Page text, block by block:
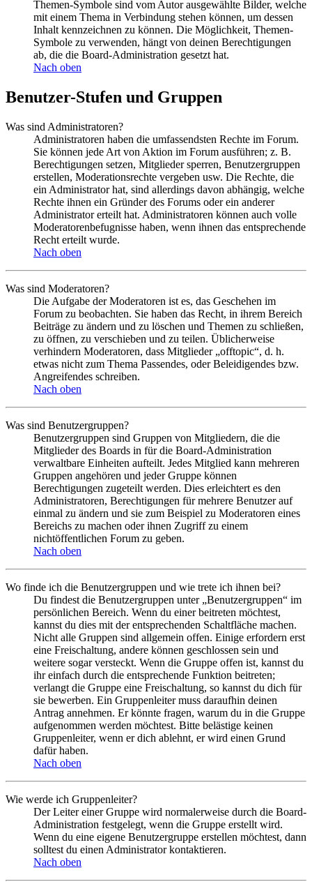
Themen-Symbole sind vom Autor ausgewählte Bilder, welche
mit einem Thema in Verbindung stehen können, um dessen
Inhalt kennzeichnen zu können. Die Möglichkeit, Themen-
Symbole zu verwenden, hängt von deinen Berechtigungen
ab, die die Board-Administration gesetzt hat.
Nach oben
Benutzer-Stufen und Gruppen
Was sind Administratoren?
Administratoren haben die umfassendsten Rechte im Forum.
Sie können jede Art von Aktion im Forum ausführen; z. B.
Berechtigungen setzen, Mitglieder sperren, Benutzergruppen
erstellen, Moderationsrechte vergeben usw. Die Rechte, die
ein Administrator hat, sind allerdings davon abhängig, welche
Rechte ihnen ein Gründer des Forums oder ein anderer
Administrator erteilt hat. Administratoren können auch volle
Moderatorenbefugnisse haben, wenn ihnen das entsprechende
Recht erteilt wurde.
Nach oben
Was sind Moderatoren?
Die Aufgabe der Moderatoren ist es, das Geschehen im
Forum zu beobachten. Sie haben das Recht, in ihrem Bereich
Beiträge zu ändern und zu löschen und Themen zu schließen,
zu öffnen, zu verschieben und zu teilen. Üblicherweise
verhindern Moderatoren, dass Mitglieder „offtopic“, d. h.
etwas nicht zum Thema Passendes, oder Beleidigendes bzw.
Angreifendes schreiben.
Nach oben
Was sind Benutzergruppen?
Benutzergruppen sind Gruppen von Mitgliedern, die die
Mitglieder des Boards in für die Board-Administration
verwaltbare Einheiten aufteilt. Jedes Mitglied kann mehreren
Gruppen angehören und jeder Gruppe können
Berechtigungen zugeteilt werden. Dies erleichtert es den
Administratoren, Berechtigungen für mehrere Benutzer auf
einmal zu ändern und sie zum Beispiel zu Moderatoren eines
Bereichs zu machen oder ihnen Zugriff zu einem
nichtöffentlichen Forum zu geben.
Nach oben
Wo finde ich die Benutzergruppen und wie trete ich ihnen bei?
Du findest die Benutzergruppen unter „Benutzergruppen“ im
persönlichen Bereich. Wenn du einer beitreten möchtest,
kannst du dies mit der entsprechenden Schaltfläche machen.
Nicht alle Gruppen sind allgemein offen. Einige erfordern erst
eine Freischaltung, andere können geschlossen sein und
weitere sogar versteckt. Wenn die Gruppe offen ist, kannst du
ihr einfach durch die entsprechende Funktion beitreten;
verlangt die Gruppe eine Freischaltung, so kannst du dich für
sie bewerben. Ein Gruppenleiter muss daraufhin deinen
Antrag annehmen. Er könnte fragen, warum du in die Gruppe
aufgenommen werden möchtest. Bitte belästige keinen
Gruppenleiter, wenn er dich ablehnt, er wird einen Grund
dafür haben.
Nach oben
Wie werde ich Gruppenleiter?
Der Leiter einer Gruppe wird normalerweise durch die Board-
Administration festgelegt, wenn die Gruppe erstellt wird.
Wenn du eine eigene Benutzergruppe erstellen möchtest, dann
solltest du einen Administrator kontaktieren.
Nach oben